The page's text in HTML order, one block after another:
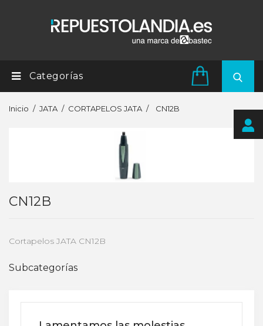
Categorías
Inicio JATA CORTAPELOS JATA CN12B
CN12B
Cortapelos JATA CN12B
Subcategorías